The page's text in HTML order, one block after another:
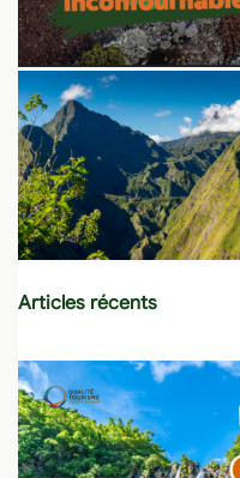
Articles récents